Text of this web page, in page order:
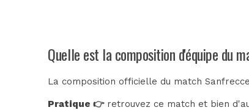
Quelle est la composition d'équipe du
La composition officielle du match
Pratique 👉retrouvez ce match et bien